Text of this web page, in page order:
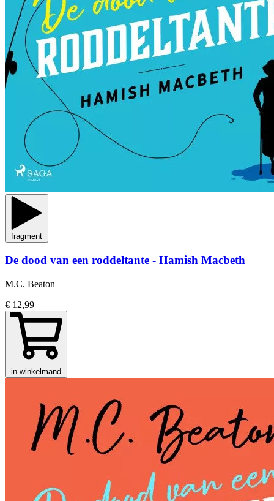
fragment
De dood van een roddeltante - Hamish Macbeth
M.C. Beaton
€ 12,99
in winkelmand